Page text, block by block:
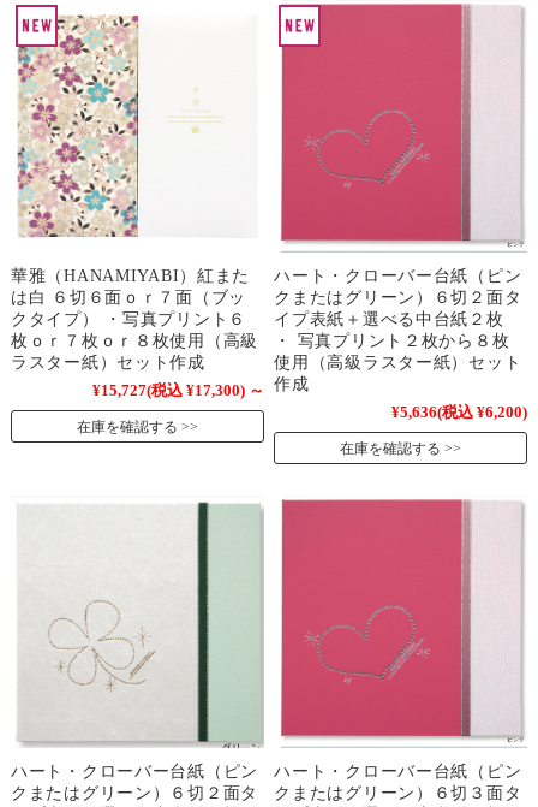
華雅（HANAMIYABI）紅また
は白 ６切６面ｏｒ７面（ブッ
クタイプ） ・写真プリント６
枚ｏｒ７枚ｏｒ８枚使用（高級
ラスター紙）セット作成
¥15,727(税込 ¥17,300) ～
在庫を確認する
ハート・クローバー台紙（ピン
クまたはグリーン）６切２面タ
イプ表紙＋選べる中台紙２枚
・ 写真プリント２枚から８枚
使用（高級ラスター紙）セット
作成
¥5,636(税込 ¥6,200)
在庫を確認する
ハート・クローバー台紙（ピン
クまたはグリーン）６切２面タ
ハート・クローバー台紙（ピン
クまたはグリーン）６切３面タ